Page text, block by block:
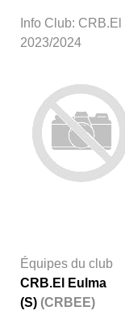
Info Club:
2023/2024
Équipes du club
CRB.El Eulma
(S) (CRBEE)